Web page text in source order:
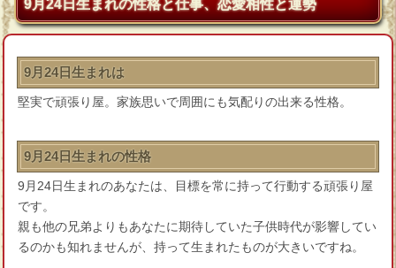
9月24日生まれの性格と仕事、恋愛相性と運勢
9月24日生まれは
堅実で頑張り屋。家族思いで周囲にも気配りの出来る性格。
9月24日生まれの性格
9月24日生まれのあなたは、目標を常に持って行動する頑張り屋
です。
親も他の兄弟よりもあなたに期待していた子供時代が影響してい
るのかも知れませんが、持って生まれたものが大きいですね。